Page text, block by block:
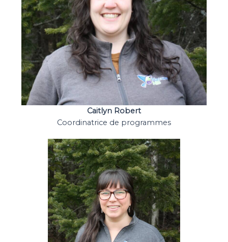
Caitlyn Robert
Coordinatrice de programmes